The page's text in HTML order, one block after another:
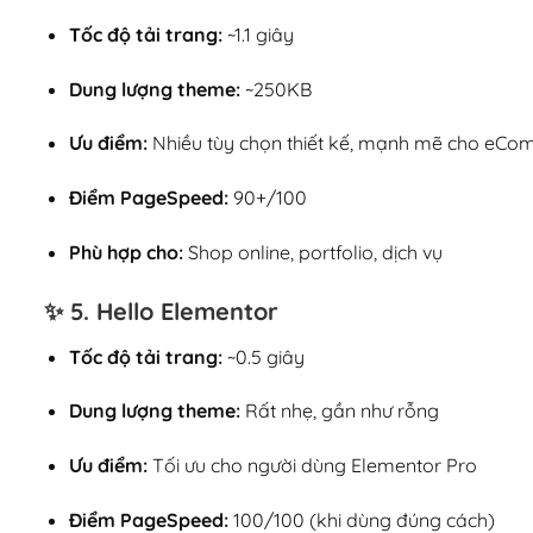
Tốc độ tải trang:~1.1 giây
Dung lượng theme:~250KB
Ưu điểm:Nhiều tùy chọn thiết kế, mạnh mẽ cho
Điểm PageSpeed:90+/100
Phù hợp cho:Shop online, portfolio, dịch vụ
✨ 5. Hello Elementor
Tốc độ tải trang:~0.5 giây
Dung lượng theme:Rất nhẹ, gần như rỗng
Ưu điểm:Tối ưu cho người dùng Elementor Pro
Điểm PageSpeed:100/100 (khi dùng đúng cách)